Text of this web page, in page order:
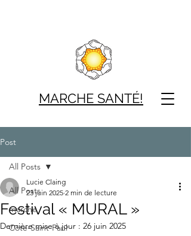
MARCHE SANTÉ!
Post
All Posts
marche
Côte-Saint-Paul
All Posts
Festival « MURAL »
Lucie Claing
23 juin 2025 2 min de lecture
Dernière mise à jour : 26 juin 2025